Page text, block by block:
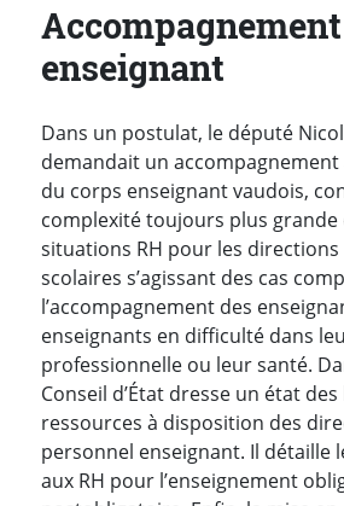
enseignant
Dans un postulat, le député
demandait un
du corps enseignant vaudois,
complexité toujours plus grande
situations RH pour les directions
scolaires s’agissant des cas
l’accompagnement des
enseignants en difficulté dans
professionnelle ou leur santé.
Conseil d’État dresse un état
ressources à disposition des
personnel enseignant. Il détaille
aux RH pour l’enseignement